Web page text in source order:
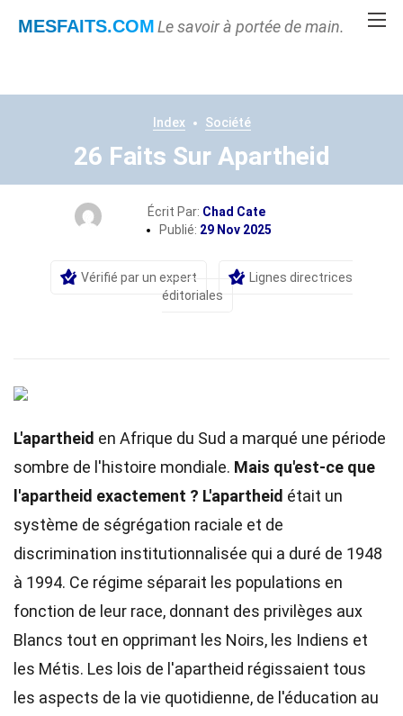
MESFAITS.COMLe savoir à portée de main.
Index Société
26 Faits Sur Apartheid
Écrit Par: Chad Cate
Publié: 29 Nov 2025
Vérifié par un expert
Lignes directrices
éditoriales
L'apartheid en Afrique du Sud a marqué une période
sombre de l'histoire mondiale. Mais qu'est-ce que
l'apartheid exactement ? L'apartheid était un
système de ségrégation raciale et de
discrimination institutionnalisée qui a duré de 1948
à 1994. Ce régime séparait les populations en
fonction de leur race, donnant des privilèges aux
Blancs tout en opprimant les Noirs, les Indiens et
les Métis. Les lois de l'apartheid régissaient tous
les aspects de la vie quotidienne, de l'éducation au